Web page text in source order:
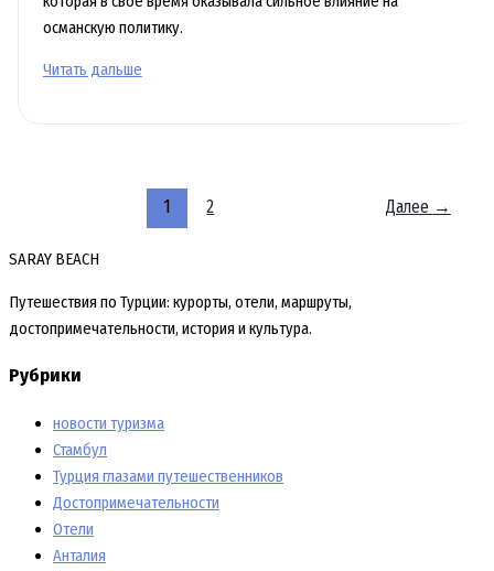
османскую политику.
Наиболее
Читать дальше
1 2 Далее →
SARAY BEACH
Путешествия по Турции: курорты, отели, маршруты,
достопримечательности, история и культура.
Рубрики
новости туризма
Стамбул
Турция глазами путешественников
Достопримечательности
Отели
Анталия